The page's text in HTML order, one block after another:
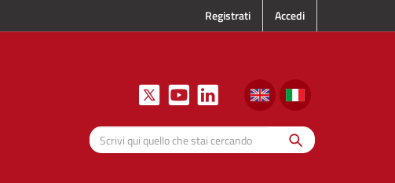
Registrati Accedi
Cerca